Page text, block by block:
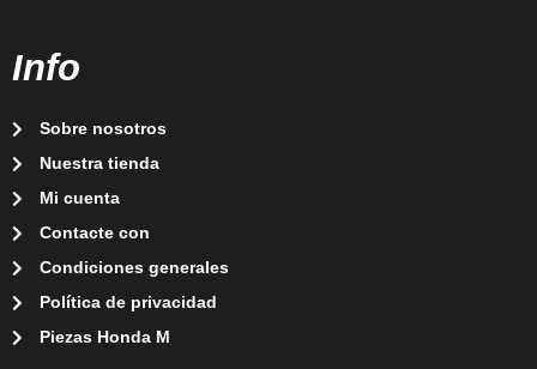
Info
Sobre nosotros
Nuestra tienda
Mi cuenta
Contacte con
Condiciones generales
Política de privacidad
Piezas Honda M